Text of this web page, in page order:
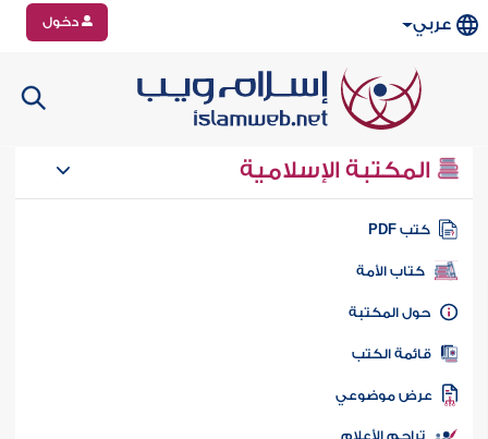
عربي دخول
المكتبة الإسلامية
كتب PDF
كتاب الأمة
المكتبة
الكتب